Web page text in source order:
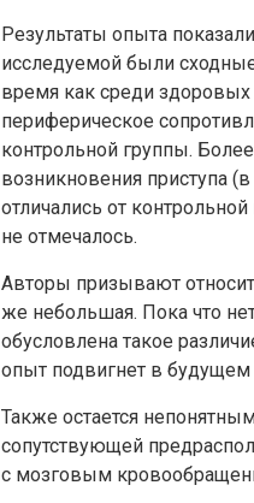
Результаты опыта
исследуемой были
время как среди
периферическое
контрольной группы.
возникновения приступа
отличались от
не отмечалось.
Авторы призывают
же небольшая. Пока что
обусловлена такое
опыт подвигнет в
Также остается
сопутствующей
с мозговым